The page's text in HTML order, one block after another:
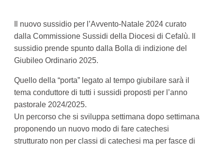
Il nuovo sussidio per l’Avvento-Natale 2024 curato
dalla Commissione Sussidi della Diocesi di Cefalù. Il
sussidio prende spunto dalla Bolla di indizione del
Giubileo Ordinario 2025.
Quello della “porta” legato al tempo giubilare sarà il
tema conduttore di tutti i sussidi proposti per l’anno
pastorale 2024/2025.
Un percorso che si sviluppa settimana dopo settimana
proponendo un nuovo modo di fare catechesi
strutturato non per classi di catechesi ma per fasce di